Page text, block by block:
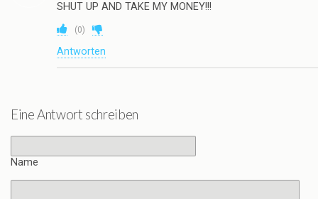
SHUT UP AND TAKE MY MONEY!!!
(0)
Antworten
Eine Antwort schreiben
Name